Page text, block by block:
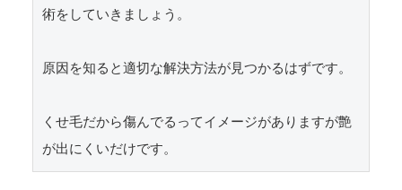
術をしていきましょう。
原因を知ると適切な解決方法が見つかるはずです。
くせ毛だから傷んでるってイメージがありますが艶
が出にくいだけです。